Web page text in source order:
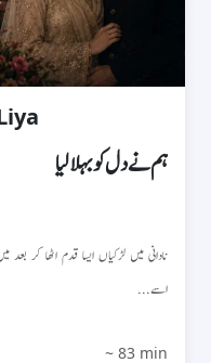
ہم نے دل کو بہلا لیا
نادانی میں لڑکیاں ایسا قدم اٹھا کر بعد
اسے...
~ 83 min